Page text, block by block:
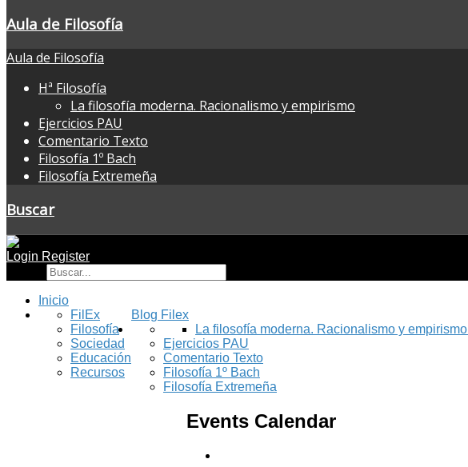
Aula de Filosofía
Aula de Filosofía
Hª Filosofía
La filosofía moderna. Racionalismo y empirismo
Ejercicios PAU
Comentario Texto
Filosofía 1º Bach
Filosofía Extremeña
Buscar
Login Register
Inicio
Blog Filex
FilEx
Filosofía
Sociedad
Educación
Recursos
La filosofía moderna. Racionalismo y empirismo
Ejercicios PAU
Comentario Texto
Filosofía 1º Bach
Filosofía Extremeña
Events Calendar